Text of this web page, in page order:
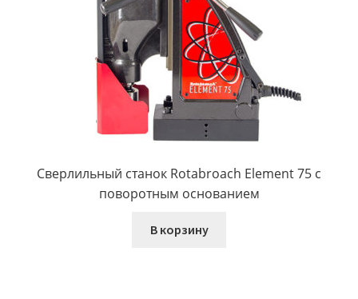
Сверлильный станок Rotabroach Element 75 с
поворотным основанием
В корзину